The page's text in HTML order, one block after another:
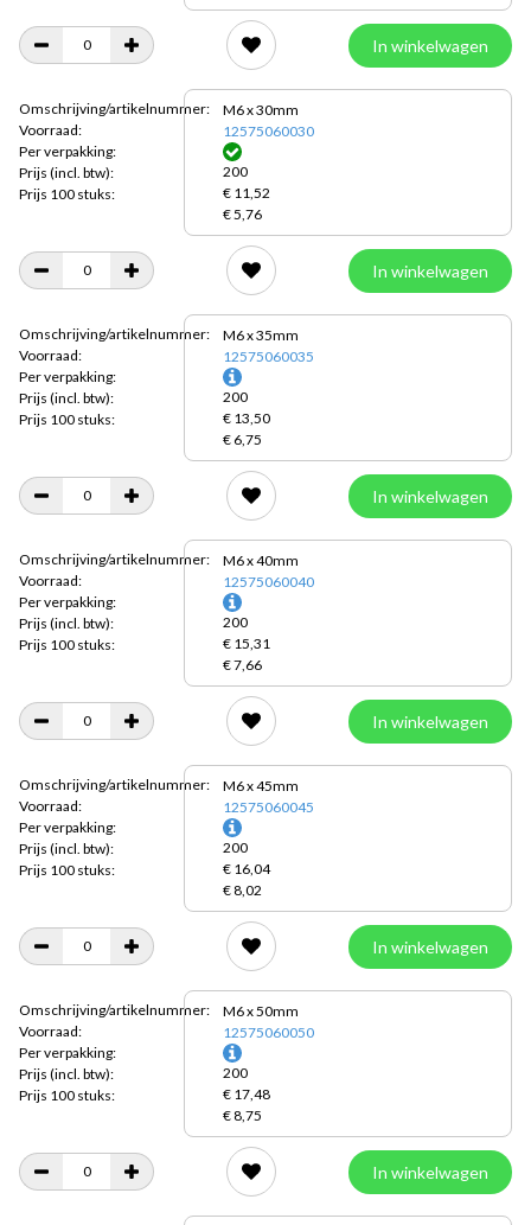
In winkelwagen
Omschrijving/artikelnummer:
Voorraad:
Per verpakking:
Prijs (incl. btw):
Prijs 100 stuks:
M6 x 30mm
12575060030
200
€ 11,52
€ 5,76
In winkelwagen
Omschrijving/artikelnummer:
Voorraad:
Per verpakking:
Prijs (incl. btw):
Prijs 100 stuks:
M6 x 35mm
12575060035
200
€ 13,50
€ 6,75
In winkelwagen
Omschrijving/artikelnummer:
Voorraad:
Per verpakking:
Prijs (incl. btw):
Prijs 100 stuks:
M6 x 40mm
12575060040
200
€ 15,31
€ 7,66
In winkelwagen
Omschrijving/artikelnummer:
Voorraad:
Per verpakking:
Prijs (incl. btw):
Prijs 100 stuks:
M6 x 45mm
12575060045
200
€ 16,04
€ 8,02
In winkelwagen
Omschrijving/artikelnummer:
Voorraad:
Per verpakking:
Prijs (incl. btw):
Prijs 100 stuks:
M6 x 50mm
12575060050
200
€ 17,48
€ 8,75
In winkelwagen